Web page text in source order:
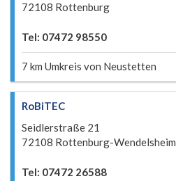
72108 Rottenburg
Tel: 07472 98550
7 km Umkreis von Neustetten
RoBiTEC
Seidlerstraße 21
72108 Rottenburg-Wendelsheim
Tel: 07472 26588